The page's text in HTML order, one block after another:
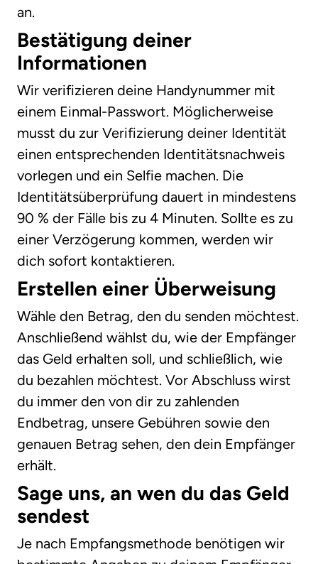
an.
Bestätigung deiner
Informationen
Wir verifizieren deine Handynummer mit
einem Einmal-Passwort. Möglicherweise
musst du zur Verifizierung deiner Identität
einen entsprechenden Identitätsnachweis
vorlegen und ein Selfie machen. Die
Identitätsüberprüfung dauert in mindestens
90 % der Fälle bis zu 4 Minuten. Sollte es zu
einer Verzögerung kommen, werden wir
dich sofort kontaktieren.
Erstellen einer Überweisung
Wähle den Betrag, den du senden möchtest.
Anschließend wählst du, wie der Empfänger
das Geld erhalten soll, und schließlich, wie
du bezahlen möchtest. Vor Abschluss wirst
du immer den von dir zu zahlenden
Endbetrag, unsere Gebühren sowie den
genauen Betrag sehen, den dein Empfänger
erhält.
Sage uns, an wen du das Geld
sendest
Je nach Empfangsmethode benötigen wir